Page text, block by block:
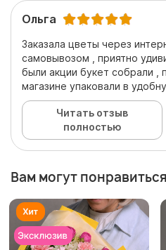
Ольга
Заказала цветы через
самовывозом , приятно
были акции букет собрали ,
магазине упаковали в
Читать отзыв
полностью
Вам могут